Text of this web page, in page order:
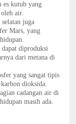
es kutub yang
air.
juga
Mars, yang
dapat diproduksi
dari metana di
yang sangat tipis
dioksida.
cadangan air di
masih ada.